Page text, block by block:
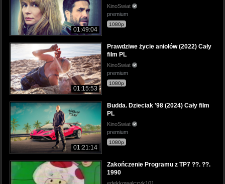
01:49:04
KinoSwiat
premium
1080p
01:15:53
Prawdziwe życie aniołów (2022) Cały
film PL
KinoSwiat
premium
1080p
01:21:14
Budda. Dzieciak '98 (2024) Cały film
PL
KinoSwiat
premium
1080p
Zakończenie Programu z TP7 ??. ??.
1990